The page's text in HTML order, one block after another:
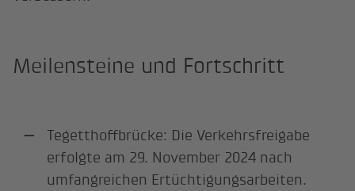
Meilensteine und Fortschritt
Tegetthoffbrücke: Die Verkehrsfreigabe
erfolgte am 29. November 2024 nach
umfangreichen Ertüchtigungsarbeiten.